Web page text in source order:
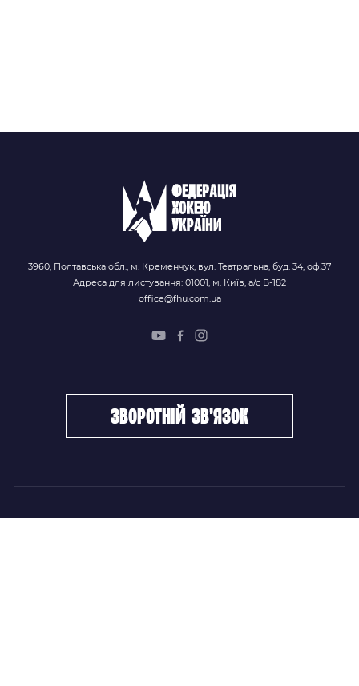
3960, Полтавська обл., м. Кременчук, вул. Театральна, буд. 34, оф.37
Адреса для листування: 01001, м. Київ, а/с В-182
office@fhu.com.ua
зворотній зв’язок